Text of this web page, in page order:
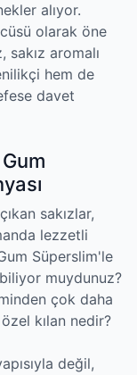
alıyor.
olarak öne
sakız aromalı
hem de
davet
sakızlar,
lezzetli
Süperslim'le
muydunuz?
çok daha
kılan nedir?
değil,